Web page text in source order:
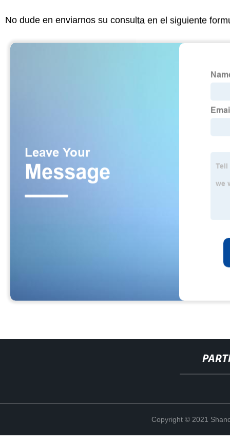
No dude en enviarnos su consulta en el siguiente
Copyright © 2021